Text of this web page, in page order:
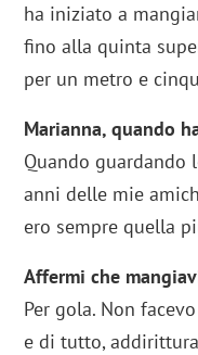
ha iniziato a
fino alla quinta
per un metro e
Marianna, quando
Quando
anni delle mie
ero sempre quella
Affermi che
Per gola. Non
e di tutto,